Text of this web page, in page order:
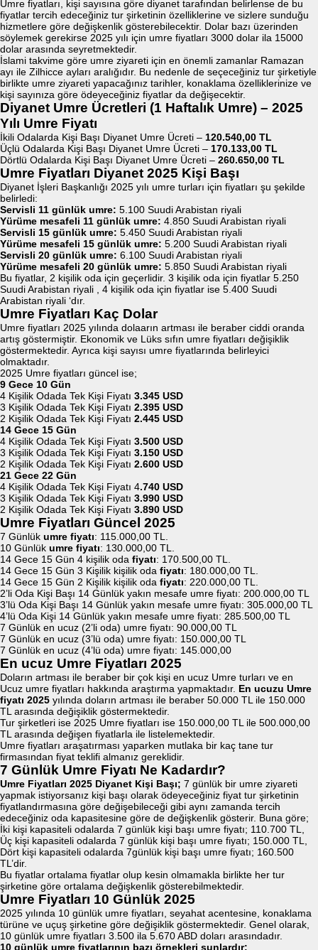
Umre fiyatları, kişi sayısına göre diyanet tarafından belirlense de bu
fiyatlar tercih edeceğiniz tur şirketinin özelliklerine ve sizlere sunduğu
hizmetlere göre değişkenlik gösterebilecektir. Dolar bazı üzerinden
söylemek gerekirse 2025 yılı için umre fiyatları 3000 dolar ila 15000
dolar arasında seyretmektedir.
İslami takvime göre umre ziyareti için en önemli zamanlar Ramazan
ayı ile Zilhicce ayları aralığıdır. Bu nedenle de seçeceğiniz tur şirketiyle
birlikte umre ziyareti yapacağınız tarihler, konaklama özelliklerinize ve
kişi sayınıza göre ödeyeceğiniz fiyatlar da değişecektir.
Diyanet Umre Ücretleri (1 Haftalık Umre) – 2025
Yılı Umre Fiyatı
İkili Odalarda Kişi Başı Diyanet Umre Ücreti – 120.540,00 TL
Üçlü Odalarda Kişi Başı Diyanet Umre Ücreti – 170.133,00 TL
Dörtlü Odalarda Kişi Başı Diyanet Umre Ücreti – 260.650,00 TL
Umre Fiyatları Diyanet 2025 Kişi Başı
Diyanet İşleri Başkanlığı 2025 yılı umre turları için fiyatları şu şekilde
belirledi:
Servisli 11 günlük umre: 5.100 Suudi Arabistan riyali
Yürüme mesafeli 11 günlük umre: 4.850 Suudi Arabistan riyali
Servisli 15 günlük umre: 5.450 Suudi Arabistan riyali
Yürüme mesafeli 15 günlük umre: 5.200 Suudi Arabistan riyali
Servisli 20 günlük umre: 6.100 Suudi Arabistan riyali
Yürüme mesafeli 20 günlük umre: 5.850 Suudi Arabistan riyali
Bu fiyatlar, 2 kişilik oda için geçerlidir. 3 kişilik oda için fiyatlar 5.250
Suudi Arabistan riyali , 4 kişilik oda için fiyatlar ise 5.400 Suudi
Arabistan riyali ‘dır.
Umre Fiyatları Kaç Dolar
Umre fiyatları 2025 yılında dolaarın artması ile beraber ciddi oranda
artış göstermiştir. Ekonomik ve Lüks sıfın umre fiyatları değişiklik
göstermektedir. Ayrıca kişi sayısı umre fiyatlarında belirleyici
olmaktadır.
2025 Umre fiyatları güncel ise;
9 Gece 10 Gün
4 Kişilik Odada Tek Kişi Fiyatı 3.345 USD
3 Kişilik Odada Tek Kişi Fiyatı 2.395 USD
2 Kişilik Odada Tek Kişi Fiyatı 2.445 USD
14 Gece 15 Gün
4 Kişilik Odada Tek Kişi Fiyatı 3.500 USD
3 Kişilik Odada Tek Kişi Fiyatı 3.150 USD
2 Kişilik Odada Tek Kişi Fiyatı 2.600 USD
21 Gece 22 Gün
4 Kişilik Odada Tek Kişi Fiyatı 4.740 USD
3 Kişilik Odada Tek Kişi Fiyatı 3.990 USD
2 Kişilik Odada Tek Kişi Fiyatı 3.890 USD
Umre Fiyatları Güncel 2025
7 Günlük umre fiyatı: 115.000,00 TL.
10 Günlük umre fiyatı: 130.000,00 TL.
14 Gece 15 Gün 4 kişilik oda fiyatı: 170.500,00 TL.
14 Gece 15 Gün 3 Kişilik kişilik oda fiyatı: 180.000,00 TL.
14 Gece 15 Gün 2 Kişilik kişilik oda fiyatı: 220.000,00 TL.
2’li Oda Kişi Başı 14 Günlük yakın mesafe umre fiyatı: 200.000,00 TL
3’lü Oda Kişi Başı 14 Günlük yakın mesafe umre fiyatı: 305.000,00 TL
4’lü Oda Kişi 14 Günlük yakın mesafe umre fiyatı: 285.500,00 TL
7 Günlük en ucuz (2’li oda) umre fiyatı: 90.000,00 TL
7 Günlük en ucuz (3’lü oda) umre fiyatı: 150.000,00 TL
7 Günlük en ucuz (4’lü oda) umre fiyatı: 145.000,00
En ucuz Umre Fiyatları 2025
Doların artması ile beraber bir çok kişi en ucuz Umre turları ve en
Ucuz umre fiyatları hakkında araştırma yapmaktadır. En ucuzu Umre
fiyatı 2025 yılında doların artması ile beraber 50.000 TL ile 150.000
TL arasında değişiklik göstermektedir.
Tur şirketleri ise 2025 Umre fiyatları ise 150.000,00 TL ile 500.000,00
TL arasında değişen fiyatlarla ile listelemektedir.
Umre fiyatları araşatırması yaparken mutlaka bir kaç tane tur
firmasından fiyat teklifi almanız gereklidir.
7 Günlük Umre Fiyatı Ne Kadardır?
Umre Fiyatları 2025 Diyanet Kişi Başı; 7 günlük bir umre ziyareti
yapmak istiyorsanız kişi başı olarak ödeyeceğiniz fiyat tur şirketinin
fiyatlandırmasına göre değişebileceği gibi aynı zamanda tercih
edeceğiniz oda kapasitesine göre de değişkenlik gösterir. Buna göre;
İki kişi kapasiteli odalarda 7 günlük kişi başı umre fiyatı; 110.700 TL,
Üç kişi kapasiteli odalarda 7 günlük kişi başı umre fiyatı; 150.000 TL,
Dört kişi kapasiteli odalarda 7günlük kişi başı umre fiyatı; 160.500
TL’dir.
Bu fiyatlar ortalama fiyatlar olup kesin olmamakla birlikte her tur
şirketine göre ortalama değişkenlik gösterebilmektedir.
Umre Fiyatları 10 Günlük 2025
2025 yılında 10 günlük umre fiyatları, seyahat acentesine, konaklama
türüne ve uçuş şirketine göre değişiklik göstermektedir. Genel olarak,
10 günlük umre fiyatları 3.500 ila 5.670 ABD doları arasındadır.
10 günlük umre fiyatlarının bazı örnekleri şunlardır: